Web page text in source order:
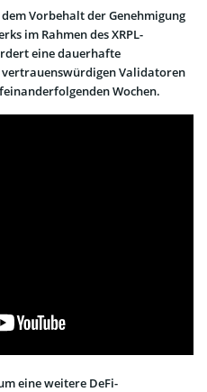
Vorbehalt der Genehmigung
im Rahmen des XRPL-
eine dauerhafte
vertrauenswürdigen Validatoren
Wochen.
eine weitere DeFi-